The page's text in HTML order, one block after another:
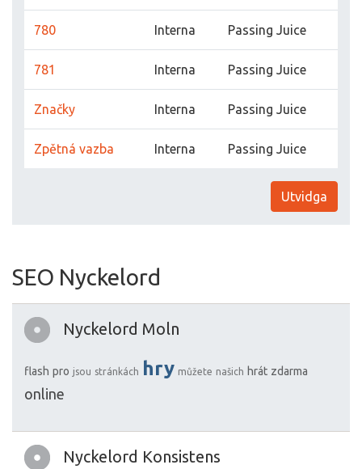
780 Interna Passing Juice
781 Interna Passing Juice
Značky Interna Passing Juice
Zpětná vazba Interna Passing Juice
Utvidga
SEO Nyckelord
Nyckelord Moln
flash pro jsou stránkách hry můžete našich hrát zdarma
online
Nyckelord Konsistens